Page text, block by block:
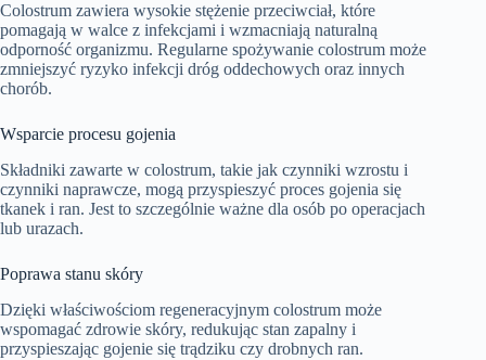
Colostrum zawiera wysokie stężenie przeciwciał, które
pomagają w walce z infekcjami i wzmacniają naturalną
odporność organizmu. Regularne spożywanie colostrum może
zmniejszyć ryzyko infekcji dróg oddechowych oraz innych
chorób.
Wsparcie procesu gojenia
Składniki zawarte w colostrum, takie jak czynniki wzrostu i
czynniki naprawcze, mogą przyspieszyć proces gojenia się
tkanek i ran. Jest to szczególnie ważne dla osób po operacjach
lub urazach.
Poprawa stanu skóry
Dzięki właściwościom regeneracyjnym colostrum może
wspomagać zdrowie skóry, redukując stan zapalny i
przyspieszając gojenie się trądziku czy drobnych ran.